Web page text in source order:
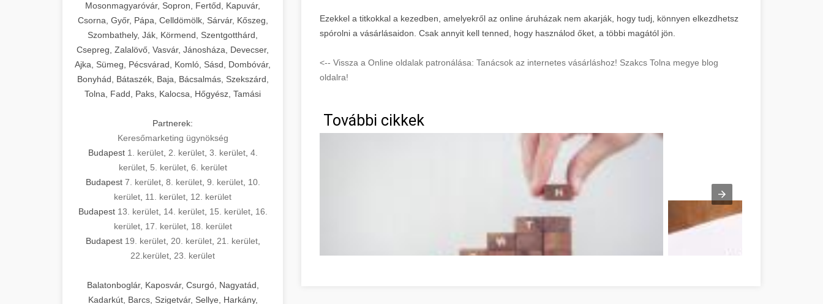
Mosonmagyaróvár, Sopron, Fertőd, Kapuvár,
Csorna, Győr, Pápa, Celldömölk, Sárvár, Kőszeg,
Szombathely, Ják, Körmend, Szentgotthárd,
Csepreg, Zalalövő, Vasvár, Jánosháza, Devecser,
Ajka, Sümeg, Pécsvárad, Komló, Sásd, Dombóvár,
Bonyhád, Bátaszék, Baja, Bácsalmás, Szekszárd,
Tolna, Fadd, Paks, Kalocsa, Hőgyész, Tamási
Partnerek:
Keresőmarketing ügynökség
Budapest 1. kerület, 2. kerület, 3. kerület, 4.
kerület, 5. kerület, 6. kerület
Budapest 7. kerület, 8. kerület, 9. kerület, 10.
kerület 11. kerület 12. kerület
Budapest 13. kerület, 14. kerület, 15. kerület, 16.
kerület, 17. kerület, 18. kerület
Budapest 19. kerület, 20. kerület, 21. kerület,
22.kerület 23. kerület
Balatonboglár, Kaposvár, Csurgó, Nagyatád,
Kadarkút, Barcs, Szigetvár, Sellye, Harkány,
Ezekkel a titkokkal a kezedben, amelyekről az online áruházak nem akarják, hogy tudj, könnyen elkezdhetsz
spórolni a vásárlásaidon. Csak annyit kell tenned, hogy használod őket, a többi magától jön.
<-- Vissza a Online oldalak patronálása: Tanácsok az internetes vásárláshoz! Szakcs Tolna megye blog
oldalra!
További cikkek